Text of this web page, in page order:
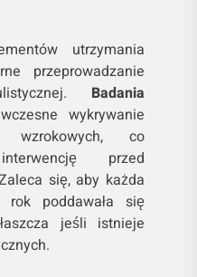
utrzymania
przeprowadzanie
Badania
wykrywanie
wzrokowych, co
przed
się, aby każda
poddawała się
jeśli istnieje